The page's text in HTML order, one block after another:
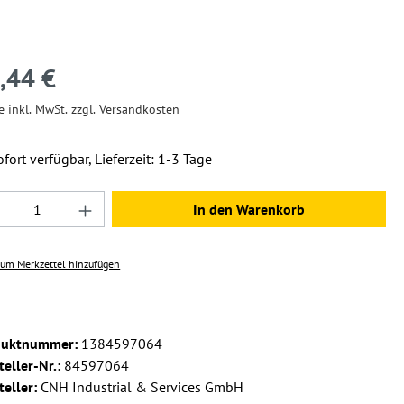
€
inkl. MwSt. zzgl. Versandkosten
verfügbar, Lieferzeit: 1-3 Tage
Anzahl: Gib den gewünschten Wert
In den Warenkorb
Merkzettel hinzufügen
1384597064
Nr.: 84597064
CNH Industrial & Services GmbH